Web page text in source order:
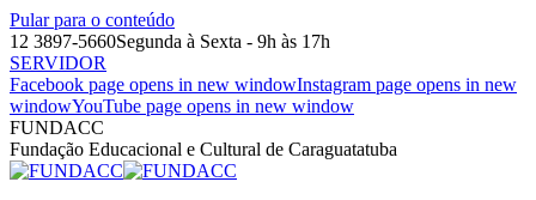
Pular para o conteúdo
12 3897-5660Segunda à Sexta - 9h às 17h
SERVIDOR
Facebook page opens in new windowInstagram page opens in new
windowYouTube page opens in new window
FUNDACC
Fundação Educacional e Cultural de Caraguatatuba